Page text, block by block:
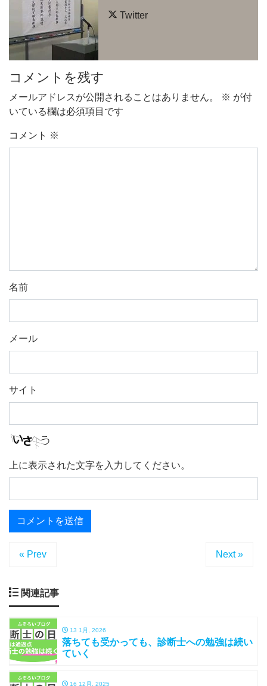
Twitter
コメントを残す
メールアドレスが公開されることはありません。 ※ が付
いている欄は必須項目です
コメント ※
名前
メール
サイト
上に表示された文字を入力してください。
« Prev Next »
関連記事
13 1月, 2026
落ちても受かっても、診断士への勉強は続い
ていく
16 12月, 2025